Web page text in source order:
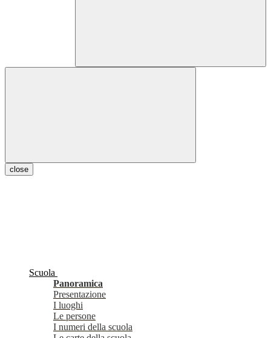
close
Scuola
Panoramica
Presentazione
I luoghi
Le persone
I numeri della scuola